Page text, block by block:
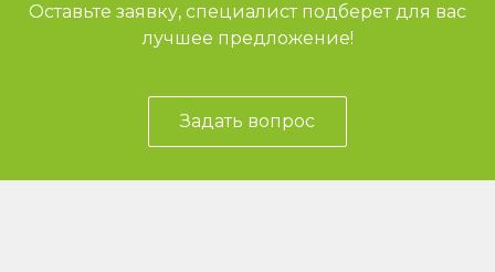
Оставьте заявку, специалист подберет для вас
лучшее предложение!
Задать вопрос